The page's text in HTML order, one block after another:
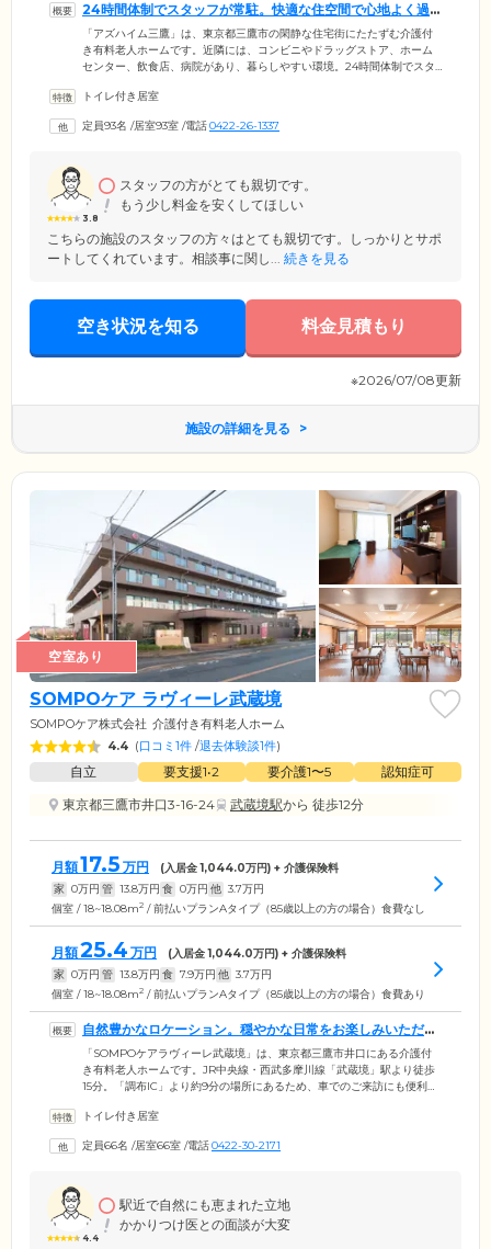
24時間体制でスタッフが常駐。快適な住空間で心地よく過
ごせます
「アズハイム三鷹」は、東京都三鷹市の閑静な住宅街にたたずむ介護付
き有料老人ホームです。近隣には、コンビニやドラッグストア、ホーム
センター、飲食店、病院があり、暮らしやすい環境。24時間体制でスタ
入浴、排せつの介助といった日常生活のサポートを実施しています。食
療機関との連携により、緊急時も迅速に対応できる体制を整えています
で心地よく過ごせます。
トイレ付き居室
定員93名 /居室93室 /電話0422-26-1337
3.8
スタッフの方がとても親切です。
もう少し料金を安くしてほしい
こちらの施設のスタッフの方々はとても親切です。しっかりとサポ
ートしてくれています。相談事に関し... 続きを見る
空き状況を知る 料金見積もり
※2026/07/08更新
施設の詳細を見る
空室あり
SOMPOケア ラヴィーレ武蔵境
SOMPOケア株式会社 介護付き有料老人ホーム
4.4 (口コミ1件 /退去体験談1件)
自立 要支援1•2 要介護1〜5
認知症可
東京都三鷹市井口3-16-24
武蔵境駅から 徒歩12分
月額17.5 万円 (入居金1,044.0万円) + 介護保険料
家 0万円 管 13.8万円 食 0万円 他 3.7万円
個室 / 18~18.08m2 / 前払いプランAタイプ（85歳以上の方の場合）食費なし
月額25.4 万円 (入居金1,044.0万円) + 介護保険料
家 0万円 管 13.8万円 食 7.9万円 他 3.7万円
個室 / 18~18.08m2 / 前払いプランAタイプ（85歳以上の方の場合）食費あり
自然豊かなロケーション。穏やかな日常をお楽しみいただけ
ます
「SOMPOケアラヴィーレ武蔵境」は、東京都三鷹市井口にある介護付
き有料老人ホームです。JR中央線・西武多摩川線「武蔵境」駅より徒歩
15分。「調布IC」より約9分の場所にあるため、車でのご来訪にも便利で
かなロケーション。日常的に四季を感じながら暮らすことができ、穏や
なウッドデッキをご用意しています。アジサイ・ツツジ・しだれ桜とい
トイレ付き居室
定員66名 /居室66室 /電話0422-30-2171
4.4
駅近で自然にも恵まれた立地
かかりつけ医との面談が大変